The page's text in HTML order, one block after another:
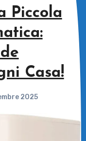
Piccola
Casa!
2025